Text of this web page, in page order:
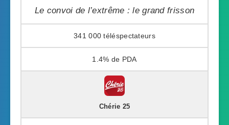
Le convoi de l’extrême : le grand frisson
341 000
1.4%
Chérie 25